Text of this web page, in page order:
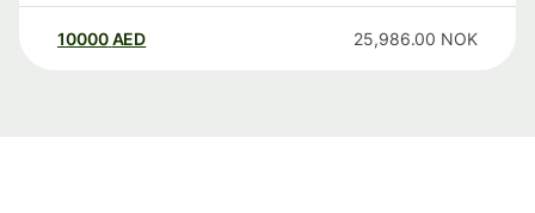
10000 AED 25,986.00 NOK